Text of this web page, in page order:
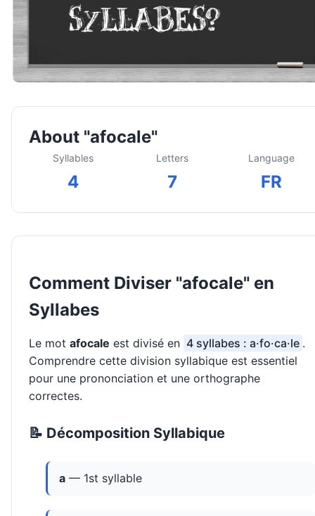
About "afocale"
Syllables
4
Letters
7
Language
FR
Comment Diviser "afocale" en
Syllabes
Le mot afocale est divisé en 4 syllabes : a·fo·ca·le .
Comprendre cette division syllabique est essentiel
pour une prononciation et une orthographe
correctes.
📝 Décomposition Syllabique
a — 1st syllable